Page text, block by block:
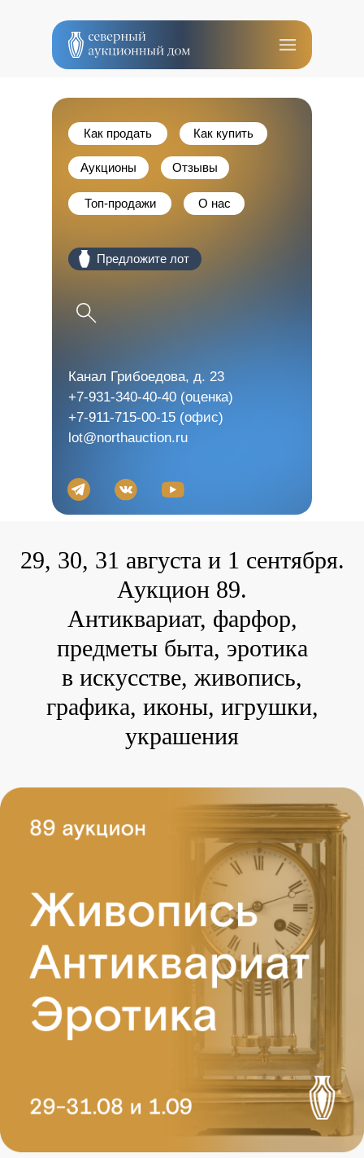
Как продать Как купить
Аукционы
Топ-продажи О нас
оо Предложите лот
Отзывы
Канал Грибоедова, д. 23
+7-931-340-40-40 (оценка)
+7-911-715-00-15 (офис)
lot@northauction.ru
29, 30, 31 августа и 1 сентября.
Аукцион 89.
Антиквариат, фарфор,
предметы быта, эротика
в искусстве, живопись,
графика, иконы, игрушки,
украшения